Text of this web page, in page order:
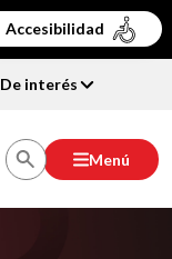
Accesibilidad
De interés
Menú